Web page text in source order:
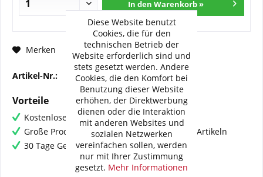
In den Warenkorb »
Merken Fragen zum Artikel?
Artikel-Nr.: 23-196-170
Vorteile
Kostenloser Versand ab € 60,- Bestellwert
Große Produktauswahl mit mehr als 80.000 Artikeln
30 Tage Geld-Zurück-Garantie
Diese Website benutzt
Cookies, die für den
technischen Betrieb der
Website erforderlich sind und
stets gesetzt werden. Andere
Cookies, die den Komfort bei
Benutzung dieser Website
erhöhen, der Direktwerbung
dienen oder die Interaktion
mit anderen Websites und
sozialen Netzwerken
vereinfachen sollen, werden
nur mit Ihrer Zustimmung
gesetzt. Mehr Informationen